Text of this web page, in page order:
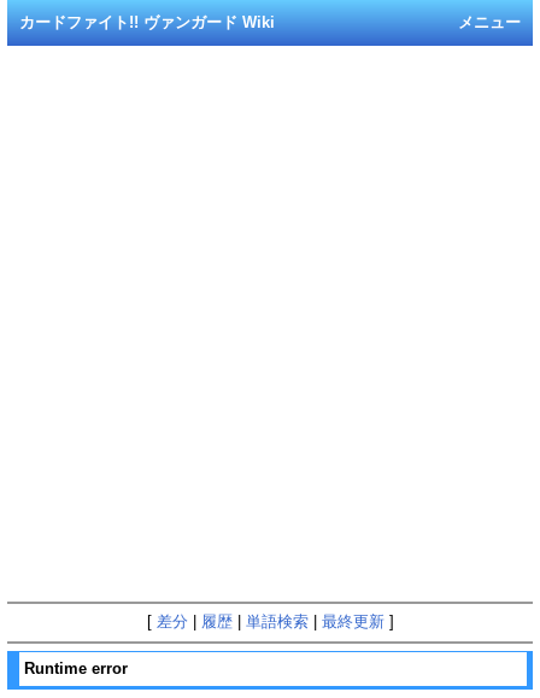
メニュー
カードファイト!! ヴァンガード Wiki
[ 差分 履歴| 単語検索| 最終更新]
Runtime error